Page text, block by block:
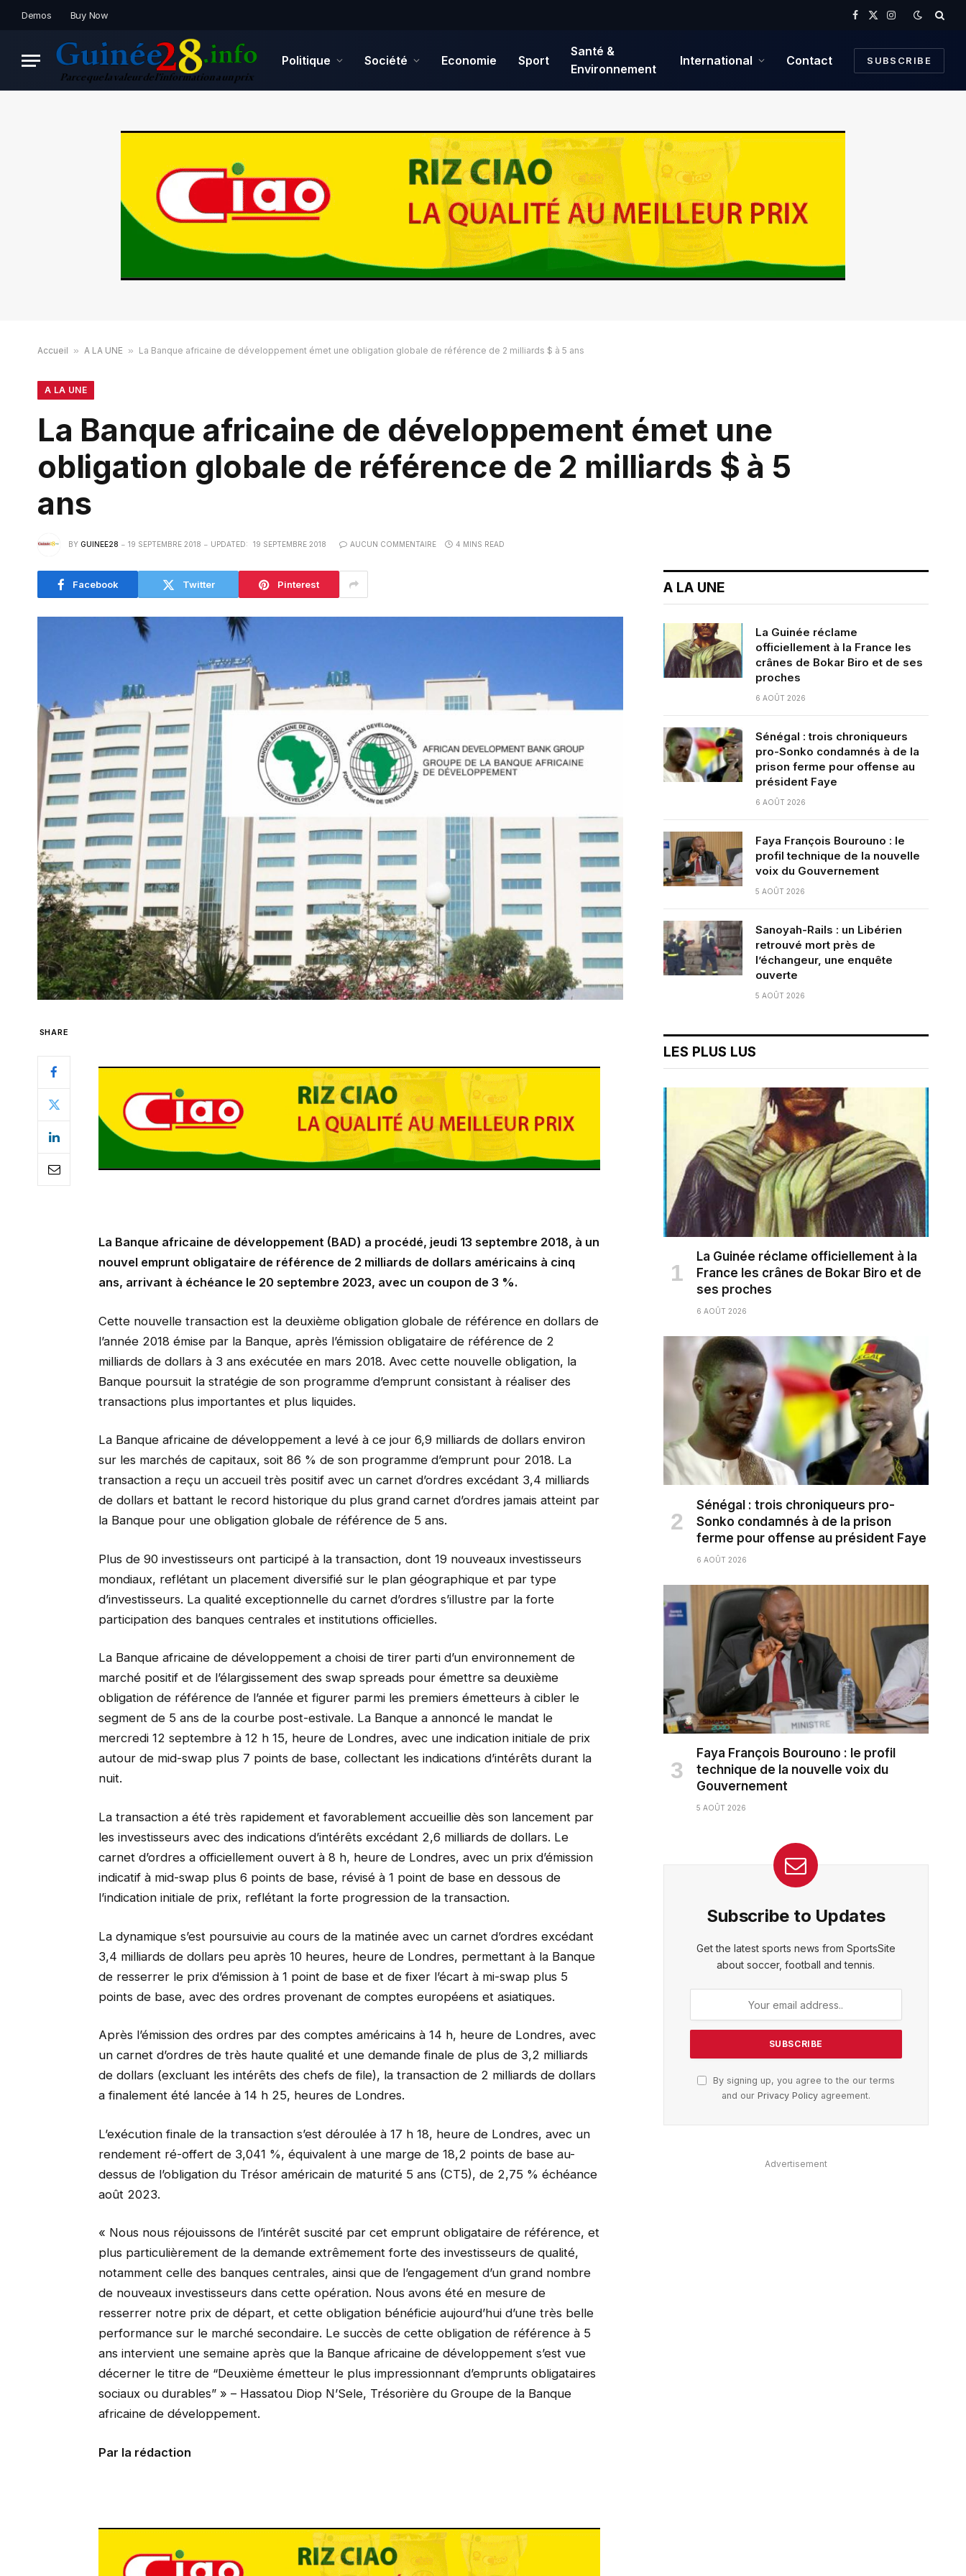
Demos Buy Now
Facebook
X
Instagram
Politique Société Economie Sport
Santé &
Environnement
International Contact SUBSCRIBE
Accueil » A LA UNE » La Banque africaine de développement émet une obligation globale de référence de 2 milliards $ à 5 ans
A LA UNE
La Banque africaine de développement émet une
obligation globale de référence de 2 milliards $ à 5
ans
BY GUINEE28 19 SEPTEMBRE 2018 UPDATED: 19 SEPTEMBRE 2018 AUCUN COMMENTAIRE 4 MINS READ
Facebook Twitter Pinterest
SHARE
La Banque africaine de développement (BAD) a procédé, jeudi 13 septembre 2018, à un
nouvel emprunt obligataire de référence de 2 milliards de dollars américains à cinq
ans, arrivant à échéance le 20 septembre 2023, avec un coupon de 3 %.
Cette nouvelle transaction est la deuxième obligation globale de référence en dollars de
l’année 2018 émise par la Banque, après l’émission obligataire de référence de 2
milliards de dollars à 3 ans exécutée en mars 2018. Avec cette nouvelle obligation, la
Banque poursuit la stratégie de son programme d’emprunt consistant à réaliser des
transactions plus importantes et plus liquides.
La Banque africaine de développement a levé à ce jour 6,9 milliards de dollars environ
sur les marchés de capitaux, soit 86 % de son programme d’emprunt pour 2018. La
transaction a reçu un accueil très positif avec un carnet d’ordres excédant 3,4 milliards
de dollars et battant le record historique du plus grand carnet d’ordres jamais atteint par
la Banque pour une obligation globale de référence de 5 ans.
Plus de 90 investisseurs ont participé à la transaction, dont 19 nouveaux investisseurs
mondiaux, reflétant un placement diversifié sur le plan géographique et par type
d’investisseurs. La qualité exceptionnelle du carnet d’ordres s’illustre par la forte
participation des banques centrales et institutions officielles.
La Banque africaine de développement a choisi de tirer parti d’un environnement de
marché positif et de l’élargissement des swap spreads pour émettre sa deuxième
obligation de référence de l’année et figurer parmi les premiers émetteurs à cibler le
segment de 5 ans de la courbe post-estivale. La Banque a annoncé le mandat le
mercredi 12 septembre à 12 h 15, heure de Londres, avec une indication initiale de prix
autour de mid-swap plus 7 points de base, collectant les indications d’intérêts durant la
nuit.
La transaction a été très rapidement et favorablement accueillie dès son lancement par
les investisseurs avec des indications d’intérêts excédant 2,6 milliards de dollars. Le
carnet d’ordres a officiellement ouvert à 8 h, heure de Londres, avec un prix d’émission
indicatif à mid-swap plus 6 points de base, révisé à 1 point de base en dessous de
l’indication initiale de prix, reflétant la forte progression de la transaction.
La dynamique s’est poursuivie au cours de la matinée avec un carnet d’ordres excédant
3,4 milliards de dollars peu après 10 heures, heure de Londres, permettant à la Banque
de resserrer le prix d’émission à 1 point de base et de fixer l’écart à mi-swap plus 5
points de base, avec des ordres provenant de comptes européens et asiatiques.
Après l’émission des ordres par des comptes américains à 14 h, heure de Londres, avec
un carnet d’ordres de très haute qualité et une demande finale de plus de 3,2 milliards
de dollars (excluant les intérêts des chefs de file), la transaction de 2 milliards de dollars
a finalement été lancée à 14 h 25, heures de Londres.
L’exécution finale de la transaction s’est déroulée à 17 h 18, heure de Londres, avec un
rendement ré-offert de 3,041 %, équivalent à une marge de 18,2 points de base au-
dessus de l’obligation du Trésor américain de maturité 5 ans (CT5), de 2,75 % échéance
août 2023.
« Nous nous réjouissons de l’intérêt suscité par cet emprunt obligataire de référence, et
plus particulièrement de la demande extrêmement forte des investisseurs de qualité,
notamment celle des banques centrales, ainsi que de l’engagement d’un grand nombre
de nouveaux investisseurs dans cette opération. Nous avons été en mesure de
resserrer notre prix de départ, et cette obligation bénéficie aujourd’hui d’une très belle
performance sur le marché secondaire. Le succès de cette obligation de référence à 5
ans intervient une semaine après que la Banque africaine de développement s’est vue
décerner le titre de “Deuxième émetteur le plus impressionnant d’emprunts obligataires
sociaux ou durables” » – Hassatou Diop N’Sele, Trésorière du Groupe de la Banque
africaine de développement.
Par la rédaction
A LA UNE
La Guinée réclame
officiellement à la France les
crânes de Bokar Biro et de ses
proches
6 AOÛT 2026
Sénégal : trois chroniqueurs
pro-Sonko condamnés à de la
prison ferme pour offense au
président Faye
6 AOÛT 2026
Faya François Bourouno : le
profil technique de la nouvelle
voix du Gouvernement
5 AOÛT 2026
Sanoyah-Rails : un Libérien
retrouvé mort près de
l’échangeur, une enquête
ouverte
5 AOÛT 2026
LES PLUS LUS
La Guinée réclame officiellement à la
France les crânes de Bokar Biro et de
ses proches
6 AOÛT 2026
Sénégal : trois chroniqueurs pro-
Sonko condamnés à de la prison
ferme pour offense au président Faye
6 AOÛT 2026
Faya François Bourouno : le profil
technique de la nouvelle voix du
Gouvernement
5 AOÛT 2026
Subscribe to Updates
Get the latest sports news from SportsSite
about soccer, football and tennis.
By signing up, you agree to the our terms
and our Privacy Policyagreement.
Advertisement